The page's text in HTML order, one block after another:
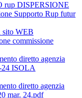
DISPERSIONE
Supporto Rup futur
sito WEB
commissione
diretto agenzia
24 ISOLA
diretto agenzia
mar. 24.pdf